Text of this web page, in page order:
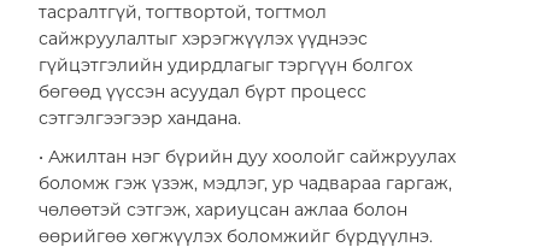
Ажлын байр
Мэдээ мэдээлэл
Салбар байршил
Тендер
Холбоо барих
1800-2888
тасралтгүй, тогтвортой, тогтмол
сайжруулалтыг хэрэгжүүлэх үүднээс
гүйцэтгэлийн удирдлагыг тэргүүн болгох
бөгөөд үүссэн асуудал бүрт процесс
сэтгэлгээгээр хандана.
• Ажилтан нэг бүрийн дуу хоолойг сайжруулах
боломж гэж үзэж, мэдлэг, ур чадвараа гаргаж,
чөлөөтэй сэтгэж, хариуцсан ажлаа болон
өөрийгөө хөгжүүлэх боломжийг бүрдүүлнэ.